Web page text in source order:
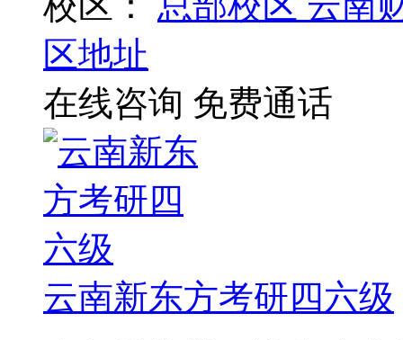
区地址
在线咨询 免费通话
云南新东方考研四六级